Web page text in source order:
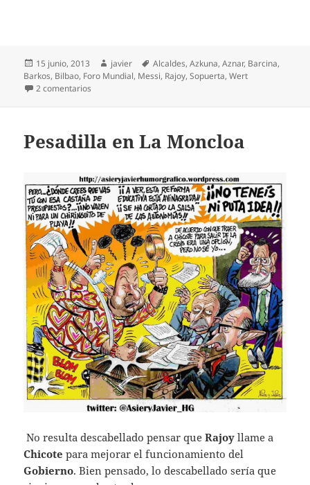
Publicado
el
15 junio, 2013 Autor
javier Etiquetas
Alcaldes,Azkuna,Aznar, Barcina,
Barkos, Bilbao, Foro Mundial, Messi, Rajoy,Sopuerta,Wert
2 comentarios
Pesadilla en La Moncloa
No resulta descabellado pensar queRajoy llame a
Chicote para mejorar el funcionamiento del
Gobierno. Bien pensado, lo descabellado sería que